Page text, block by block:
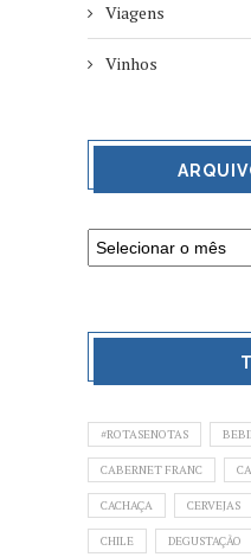
Viagens
Vinhos
#ROTASENOTAS
CABERNET FRANC
CACHAÇA CERVEJAS
CHILE DEGUSTAÇÃO